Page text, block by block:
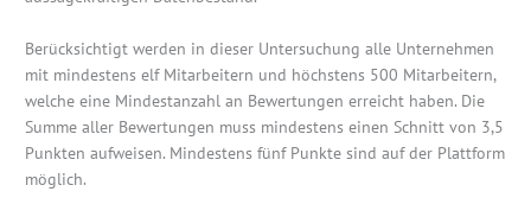
Berücksichtigt werden in dieser Untersuchung alle Unternehmen
mit mindestens elf Mitarbeitern und höchstens 500 Mitarbeitern,
welche eine Mindestanzahl an Bewertungen erreicht haben. Die
Summe aller Bewertungen muss mindestens einen Schnitt von 3,5
Punkten aufweisen. Mindestens fünf Punkte sind auf der Plattform
möglich.